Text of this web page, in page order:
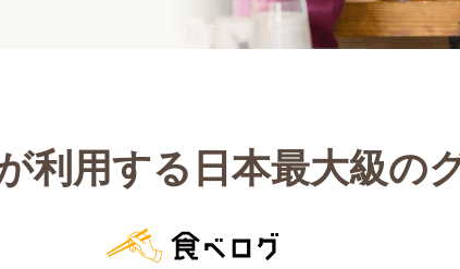
利用する日本最大級の